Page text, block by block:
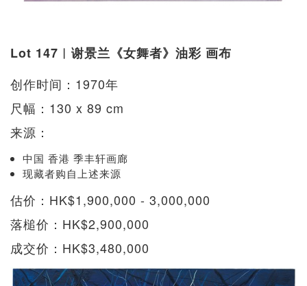
Lot 147︱谢景兰《女舞者》油彩 画布
创作时间：1970年
尺幅：130 x 89 cm
来源：
中国 香港 季丰轩画廊
现藏者购自上述来源
估价：HK$1,900,000 - 3,000,000
落槌价：HK$2,900,000
成交价：HK$3,480,000